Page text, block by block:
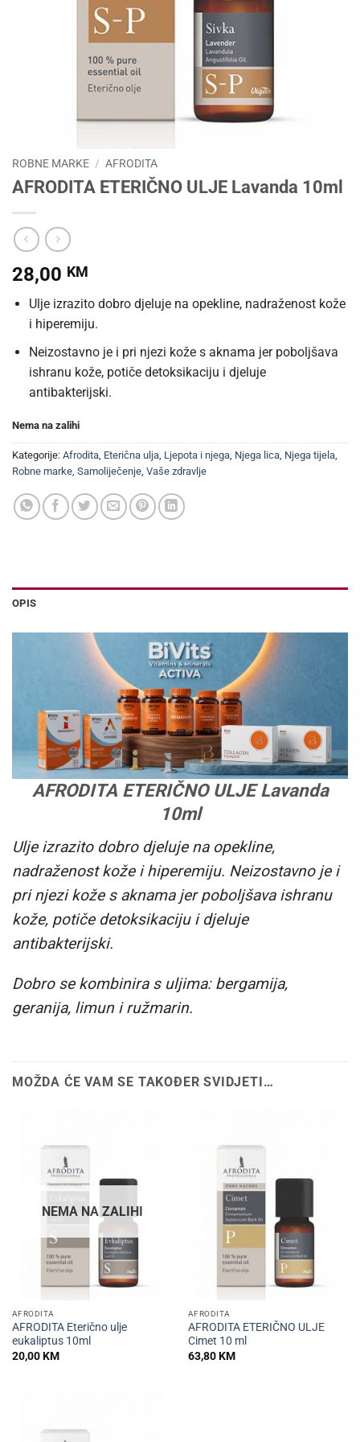
ROBNE MARKE / AFRODITA
AFRODITA ETERIČNO ULJE Lavanda 10ml
28,00 KM
Ulje izrazito dobro djeluje na opekline, nadraženost kože
i hiperemiju.
Neizostavno je i pri njezi kože s aknama jer poboljšava
ishranu kože, potiče detoksikaciju i djeluje
antibakterijski.
Nema na zalihi
Kategorije: Afrodita Eterična ulja Ljepota i njega Njega lica Njega tijela
Robne marke Samoliječenje Vaše zdravlje
OPIS
AFRODITA ETERIČNO ULJE Lavanda
10ml
Ulje izrazito dobro djeluje na opekline,
nadraženost kože i hiperemiju. Neizostavno je i
pri njezi kože s aknama jer poboljšava ishranu
kože, potiče detoksikaciju i djeluje
antibakterijski.
Dobro se kombinira s uljima: bergamija,
geranija, limun i ružmarin.
MOŽDA ĆE VAM SE TAKOĐER SVIDJETI…
NEMA NA ZALIHI
AFRODITA
AFRODITA Eterično ulje
eukaliptus 10ml
20,00KM
AFRODITA
AFRODITA ETERIČNO ULJE
Cimet 10 ml
63,80KM